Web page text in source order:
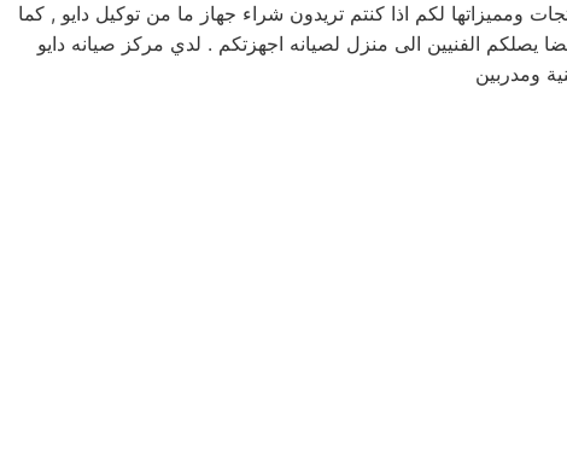
لكم اذا كنتم تريدون شراء جهاز ما من توكيل دايو , كما
توفر لكم مرلكز صيانه دايو خدمه 24 ساعه , فى تلقى شكواكم , وايضا يصلكم الفنيين الى منزل لصيانه اجهزتكم . لدي مركز صيانه دايو
ومدربين